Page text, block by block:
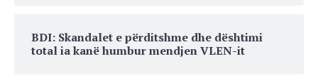
BDI: Skandalet e përditshme dhe dështimi
total ia kanë humbur mendjen VLEN-it